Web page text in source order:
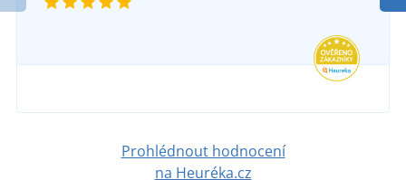
Prohlédnout hodnocení
na Heuréka.cz